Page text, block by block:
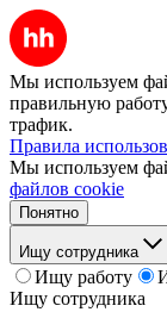
Мы используем
правильную
трафик.
Правила
Мы используем
файлов cookie
Понятно
Ищу сотрудника
Ищу работу
Ищу сотрудника